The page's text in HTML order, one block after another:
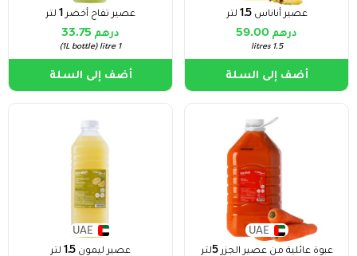
عصير أناناس 1.5 لتر
درهم 59.00
1.5 litres
أضف إلى السلة
عصير تفاح أخضر 1 لتر
درهم 33.75
1 litre
(
1L bottle
)
أضف إلى السلة
UAE
عبوة عائلية من عصير الجزر 5لتر
UAE
عصير ليمون 1.5 لتر